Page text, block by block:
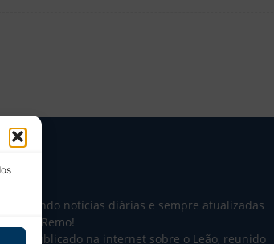
trazendo notícias diárias e sempre atualizadas
do Remo!
sai publicado na internet sobre o Leão, reunido